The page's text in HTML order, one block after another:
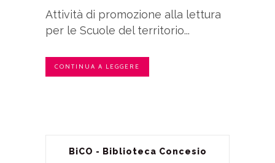
Attività di promozione alla lettura
per le Scuole del territorio...
CONTINUA A LEGGERE
BiCO - Biblioteca Concesio